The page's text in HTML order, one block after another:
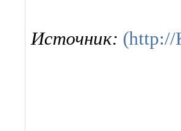
Источник: (http://